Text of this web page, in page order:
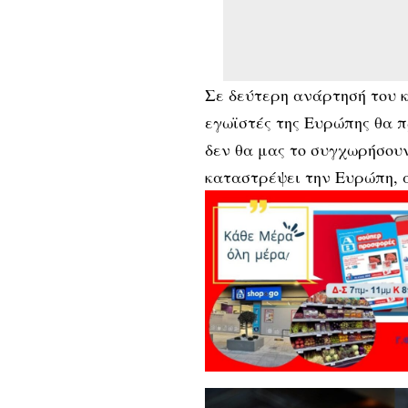
Σε δεύτερη ανάρτησή του
εγωϊστές της Ευρώπης θα
δεν θα μας το
καταστρέψει την Ευρώπη,